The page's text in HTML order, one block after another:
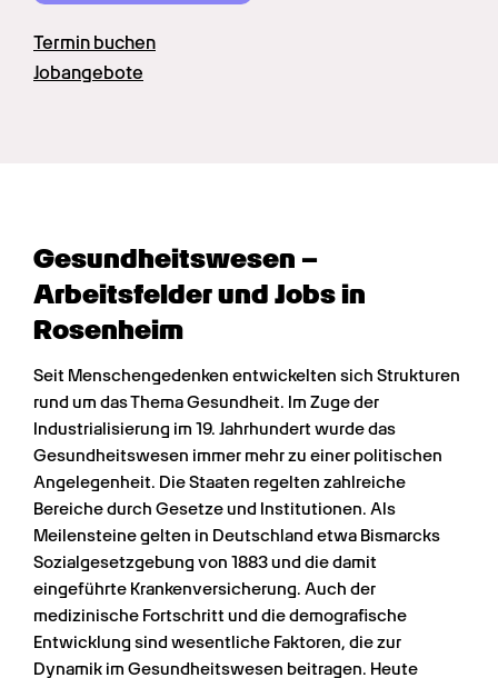
Termin buchen
Jobangebote
Gesundheits­wesen –
Arbeitsfelder und Jobs in
Rosenheim
Seit Menschengedenken entwickelten sich Strukturen
rund um das Thema Gesundheit. Im Zuge der
Industrialisierung im 19. Jahrhundert wurde das
Gesundheitswesen immer mehr zu einer politischen
Angelegenheit. Die Staaten regelten zahlreiche
Bereiche durch Gesetze und Institutionen. Als
Meilensteine gelten in Deutschland etwa Bismarcks
Sozialgesetzgebung von 1883 und die damit
eingeführte Krankenversicherung. Auch der
medizinische Fortschritt und die demografische
Entwicklung sind wesentliche Faktoren, die zur
Dynamik im Gesundheitswesen beitragen. Heute